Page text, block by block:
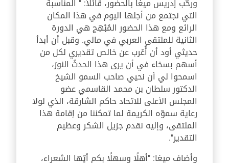
ورحّب إدريس ميغا بالحضور، قائلاً: " المناسبة
التي نجتمع من أجلها اليوم في هذا المكان
الرائع ومع هذا الحضور المُبْهِج هي الدورة
الثانية للملتقى العربي في مالي. وقبل أن أبدأ
حديثي أود أن أُعْرب عن خالص تقديري لكل من
أسهم بسخاء في أن يرى هذا الحدثُ النورَ،
اسمحوا لي أن نحيي صاحب السمو الشيخ
الدكتور سلطان بن محمد القاسمي عضو
المجلس الأعلى للاتحاد حاكم الشارقة، الذي لولا
رعاية سموّه الكريمة لما تمكننا من إقامة هذا
الملتقى، وإليه نقدم جزيل الشكر وعظيم
التقدير".
وأضاف ميغا: "أهلًا وسهلًا بكم أيّها الشعراء،